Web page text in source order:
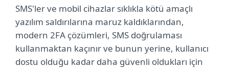
SMS'ler ve mobil cihazlar sıklıkla kötü amaçlı
yazılım saldırılarına maruz kaldıklarından,
modern 2FA çözümleri, SMS doğrulaması
kullanmaktan kaçınır ve bunun yerine, kullanıcı
dostu olduğu kadar daha güvenli oldukları için